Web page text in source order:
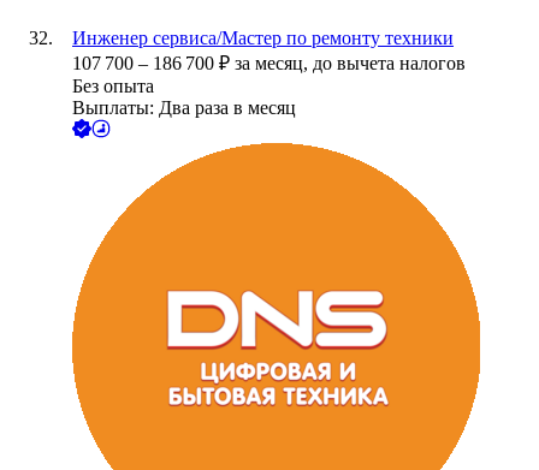
Инженер сервиса/Мастер по ремонту техники
107 700 – 186 700 ₽ за месяц, до вычета налогов
Без опыта
Выплаты: Два раза в месяц